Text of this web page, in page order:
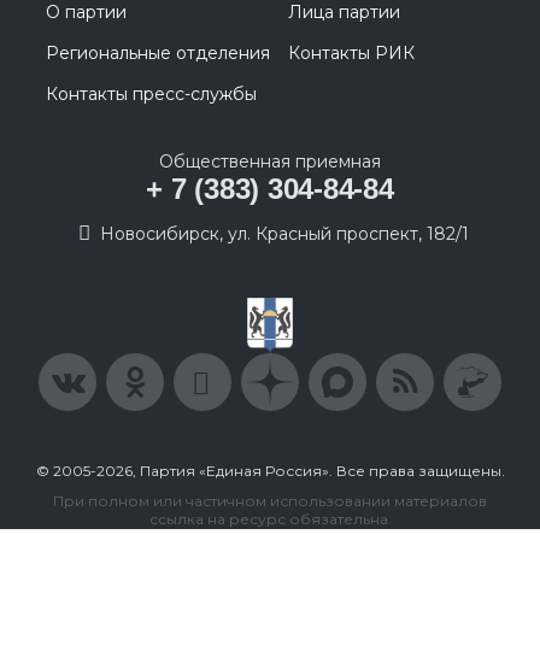
О партии
Лица партии
Региональные отделения
Контакты РИК
Контакты пресс-службы
Общественная приемная
+ 7 (383) 304-84-84
Новосибирск, ул. Красный проспект, 182/1
© 2005-2026, Партия «Единая Россия». Все права защищены.
При полном или частичном использовании материалов
ссылка на ресурс обязательна.